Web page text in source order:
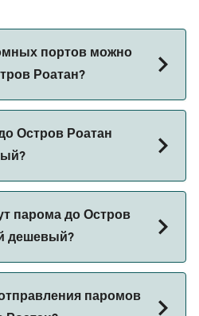
портов можно
Роатан?
Остров Роатан
из Utila в Роатан со
примерно 1 ч.
парома до Остров
дешевый?
- Сейба в Роатан. Цена не
паромов